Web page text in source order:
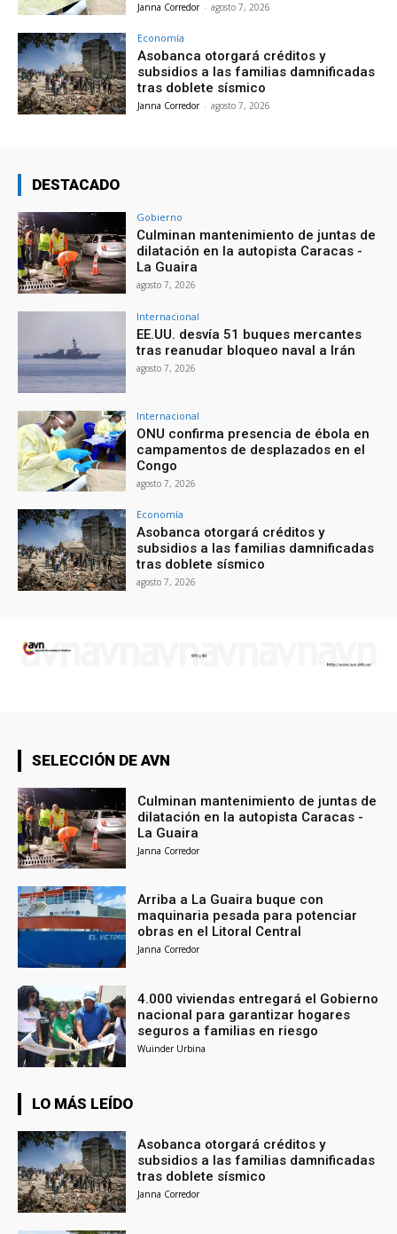
Janna Corredor - agosto 7, 2026
Economía
Asobanca otorgará créditos y
subsidios a las familias damnificadas
tras doblete sísmico
Janna Corredor - agosto 7, 2026
DESTACADO
Gobierno
Culminan mantenimiento de juntas de
dilatación en la autopista Caracas -
La Guaira
agosto 7, 2026
Internacional
EE.UU. desvía 51 buques mercantes
tras reanudar bloqueo naval a Irán
agosto 7, 2026
Internacional
ONU confirma presencia de ébola en
campamentos de desplazados en el
Congo
agosto 7, 2026
Economía
Asobanca otorgará créditos y
subsidios a las familias damnificadas
tras doblete sísmico
agosto 7, 2026
SELECCIÓN DE AVN
Culminan mantenimiento de juntas de
dilatación en la autopista Caracas -
La Guaira
Janna Corredor
Arriba a La Guaira buque con
maquinaria pesada para potenciar
obras en el Litoral Central
Janna Corredor
4.000 viviendas entregará el Gobierno
nacional para garantizar hogares
seguros a familias en riesgo
Wuinder Urbina
LO MÁS LEÍDO
Asobanca otorgará créditos y
subsidios a las familias damnificadas
tras doblete sísmico
Janna Corredor